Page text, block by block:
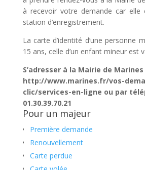
à recevoir votre demande car elle
station d’enregistrement.
La carte d’identité d’une personne
15 ans, celle d’un enfant mineur est
S’adresser à la Mairie de
http://www.marines.fr/vos-
clic/services-en-ligne ou par
01.30.39.70.21
Pour un majeur
Première demande
Renouvellement
Carte perdue